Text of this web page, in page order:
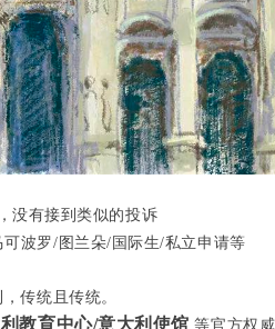
没有接到类似的投诉
波罗/图兰朵/国际生/私立申请等
传统且传统。
教育中心/意大利使馆等官方权